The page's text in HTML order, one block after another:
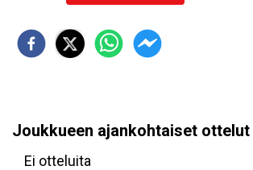
Joukkueen ajankohtaiset ottelut
Ei otteluita